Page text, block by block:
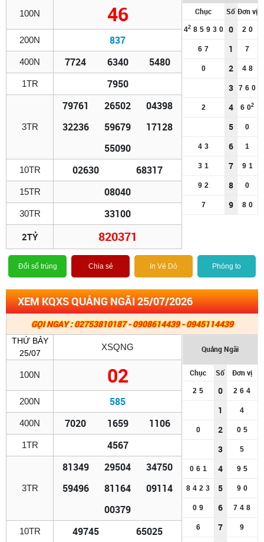
100N 46
200N 837
400N 7724 6340 5480
1TR 7950
3TR
79761 26502
04398
32236
59679
17128
55090
10TR 02630 68317
15TR 08040
30TR 33100
2TỶ 820371
Chục Số Đơn vị
42 8 5 9 3 0 0 2 0
6 7 1 7
0 2 4 8
3 7 6 0
2 4 6 02
5 0
4 3 6 1
3 1 7 9 1
9 2 8 0
7 9 8 0
Đổi số trúng Chia sẻ In Vé Dò Phóng to
XEM KQXS QUẢNG NGÃI 25/07/2026
GỌI NGAY : 02753810187 - 0908614439 - 0945114439
THỨ BẢY
25/07
XSQNG
100N 02
200N 585
400N 7020 1659 1106
1TR 4567
3TR
81349 29504
34750
59496
81164
09114
00379
10TR 49745 65025
Quảng Ngãi
Chục Số Đơn vị
2 5 0 2 6 4
1 4
0 2 0 5
3 5
0 6 1 4 9 5
8 4 2 3 5 9 0
0 9 6 7 4 8
6 7 9